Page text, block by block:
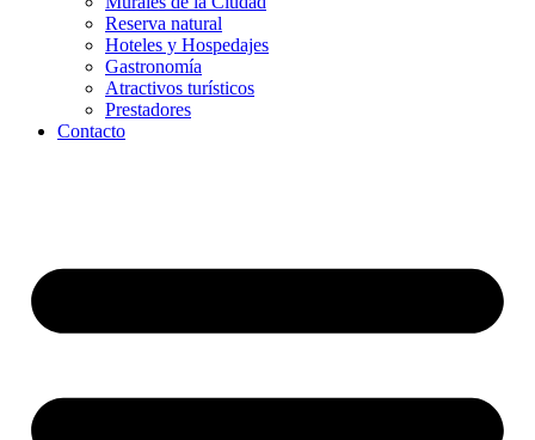
Reserva natural
Hoteles y Hospedajes
Gastronomía
Atractivos turísticos
Prestadores
Contacto